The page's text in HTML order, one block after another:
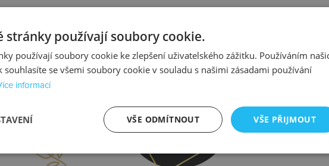
Kontrola
stránky používají soubory cookie.
používají soubory cookie ke zlepšení uživatelského zážitku. Používáním
souhlasíte se všemi soubory cookie v souladu s našimi zásadami používání
informací
VŠE PŘIJMOUT
VŠE ODMÍTNOUT